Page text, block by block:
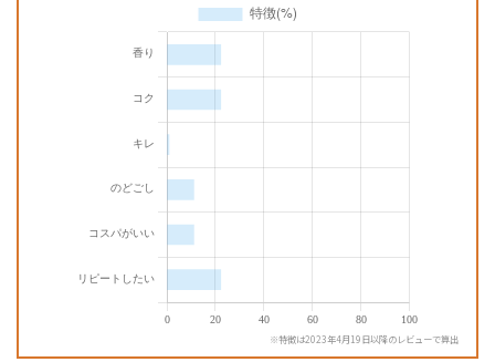
※特徴は2023年4月19日以降のレビューで算出